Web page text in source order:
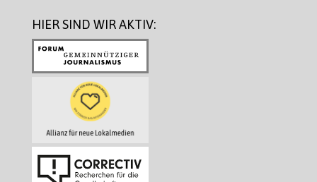
HIER SIND WIR AKTIV: